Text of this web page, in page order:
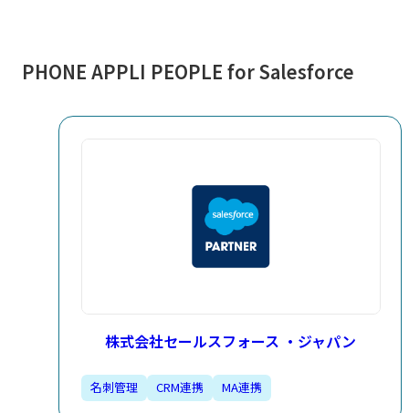
PHONE APPLI PEOPLE​ for Salesforce​
株式会社セールスフォース ・ジャパン
名刺管理​ CRM連携​ MA連携​